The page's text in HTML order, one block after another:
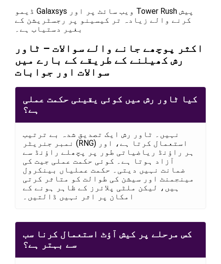
ڈیمو Galaxsys ویب سائٹ پر اور Tower Rush پیش
کرنے والے زیادہ تر کیسینو پر رجسٹریشن کے
بغیر دستیاب ہے۔
اکثر پوچھے جانے والے سوالات – ٹاور
رش کھیلنے کے طریقے کے بارے میں
سوالات اور جوابات
کیا ٹاور رش میں کوئی یقینی حکمت عملی
ہے؟
نہیں۔ ٹاور رش ایک تصدیق شدہ بے ترتیب
نمبر جنریٹر (RNG) استعمال کرتا ہے، اور
ہر راؤنڈ ریاضیاتی طور پر پچھلے راؤنڈ سے
آزاد ہوتا ہے۔ کوئی حکمت عملی جیت کی
ضمانت نہیں دیتی۔ حکمت عملیاں بینکرول
مینجمنٹ اور سیشن کی طوالت کو متاثر کرتی
ہیں، لیکن ملٹی پلائرز کے ظاہر ہونے کے
امکان پر اثر نہیں ڈالتیں۔
کس مرحلے پر کیش آؤٹ استعمال کرنا سب
سے بہتر ہے؟